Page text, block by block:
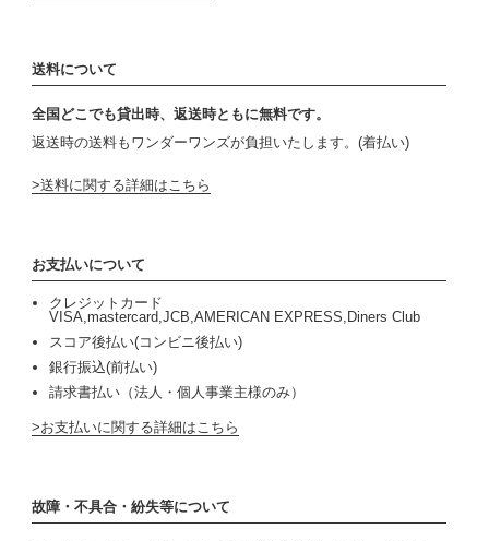
送料について
全国どこでも貸出時、返送時ともに無料です。
返送時の送料もワンダーワンズが負担いたします。(着払い)
送料に関する詳細はこちら
お支払いについて
クレジットカード
VISA,mastercard,JCB,AMERICAN EXPRESS,Diners Club
スコア後払い(コンビニ後払い)
銀行振込(前払い)
請求書払い（法人・個人事業主様のみ）
お支払いに関する詳細はこちら
故障・不具合・紛失等について